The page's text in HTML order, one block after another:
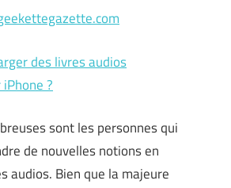
des livres audios
?
sont les personnes qui
de nouvelles notions en
audios. Bien que la majeure